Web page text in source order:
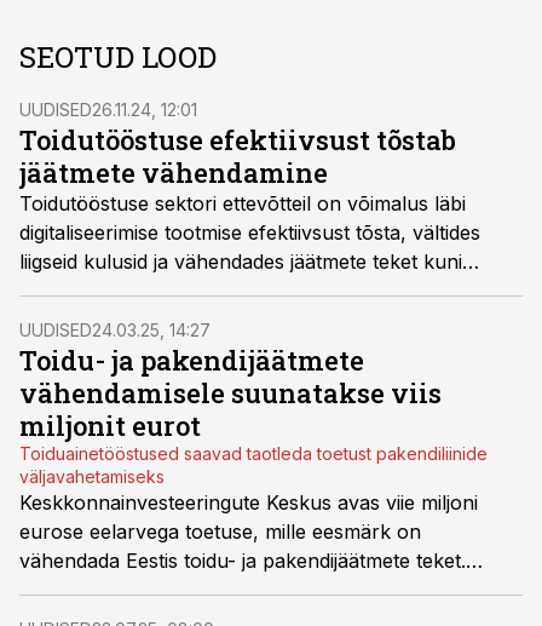
SEOTUD LOOD
UUDISED26.11.24, 12:01
Toidutööstuse efektiivsust tõstab
jäätmete vähendamine
Toidutööstuse sektori ettevõtteil on võimalus läbi
digitaliseerimise tootmise efektiivsust tõsta, vältides
liigseid kulusid ja vähendades jäätmete teket kuni
viiendiku, luues endale nii ka konkurentsieelise,
kirjutab IT-ettevõtte CGI Eesti ärijuht Vahur Parve.
UUDISED24.03.25, 14:27
Toidu- ja pakendijäätmete
vähendamisele suunatakse viis
miljonit eurot
Toiduainetööstused saavad taotleda toetust pakendiliinide
väljavahetamiseks
Keskkonnainvesteeringute Keskus avas viie miljoni
eurose eelarvega toetuse, mille eesmärk on
vähendada Eestis toidu- ja pakendijäätmete teket.
Muuhulgas saab toetust taotleda ka ringse
pakendidisaini edendamiseks.